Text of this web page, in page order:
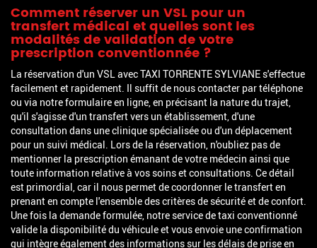
Comment réserver un VSL pour un
transfert médical et quelles sont les
modalités de validation de votre
prescription conventionnée ?
La réservation d'un VSL avec TAXI TORRENTE SYLVIANE s'effectue
facilement et rapidement. Il suffit de nous contacter par téléphone
ou via notre formulaire en ligne, en précisant la nature du trajet,
qu'il s'agisse d'un transfert vers un établissement, d'une
consultation dans une clinique spécialisée ou d'un déplacement
pour un suivi médical. Lors de la réservation, n'oubliez pas de
mentionner la prescription émanant de votre médecin ainsi que
toute information relative à vos soins et consultations. Ce détail
est primordial, car il nous permet de coordonner le transfert en
prenant en compte l'ensemble des critères de sécurité et de confort.
Une fois la demande formulée, notre service de taxi conventionné
valide la disponibilité du véhicule et vous envoie une confirmation
qui intègre également des informations sur les délais de prise en